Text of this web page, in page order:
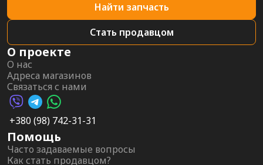
Найти запчасть
Стать продавцом
О проекте
О нас
Адреса магазинов
Связаться с нами
Viber AutoPalma
Telegram AutoPalma
WhatsApp AutoPalma
+380 (98) 742-31-31
Помощь
Часто задаваемые вопросы
Как стать продавцом?